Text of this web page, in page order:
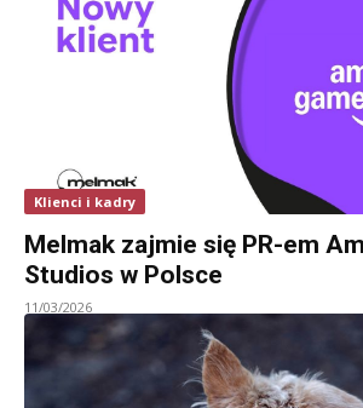
Klienci i kadry
Melmak zajmie się PR-em
Studios w Polsce
11/03/2026